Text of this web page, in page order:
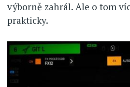
výborně zahrál. Ale o tom
prakticky.